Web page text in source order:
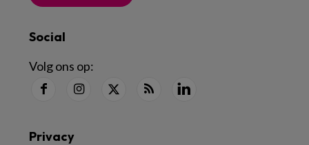
Social
Volg ons op:
Privacy